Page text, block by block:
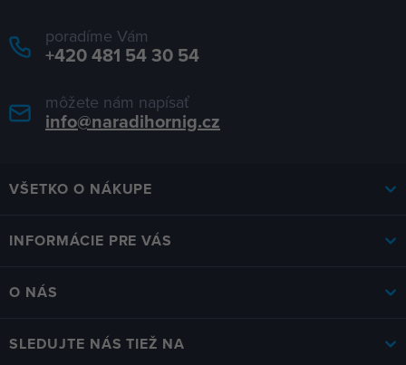
poradíme Vám
+420 481 54 30 54
môžete nám napísať
info@naradihornig.cz
VŠETKO O NÁKUPE
INFORMÁCIE PRE VÁS
O NÁS
SLEDUJTE NÁS TIEŽ NA